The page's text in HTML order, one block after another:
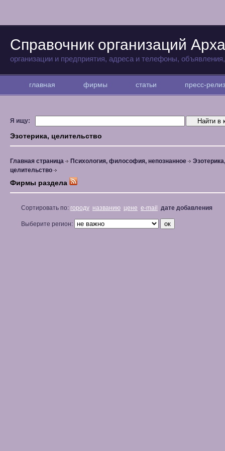
Справочник организаций
организации и предприятия, адреса и телефоны,
главная фирмы статьи пресс-
Я ищу:
Эзотерика, целительство
Главная страница Психология, философия, непознанное
Эзотерика,
целительство
Фирмы раздела
Сортировать по: городу названию цене e-mail дате добавления
Выберите регион: